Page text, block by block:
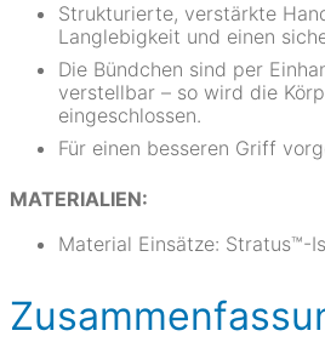
Strukturierte, verstärkte
Langlebigkeit und einen
Die Bündchen sind per
verstellbar – so wird die
eingeschlossen.
Für einen besseren Griff
MATERIALIEN:
Material Einsätze: Stratus™-